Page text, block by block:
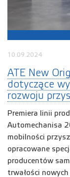
10.09.2024
ATE New
dotyczące
rozwoju
Premiera linii
Automechanisa
mobilności
opracowane
producentów
trwałości